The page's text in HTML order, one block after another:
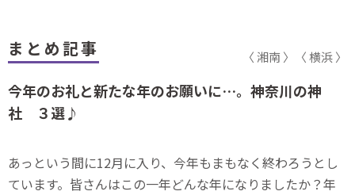
まとめ記事 〈 横浜 〉
〈 湘南 〉
今年のお礼と新たな年のお願いに…。神奈川の神
社 ３選♪
あっという間に12月に入り、今年もまもなく終わろうとし
ています。皆さんはこの一年どんな年になりましたか？年